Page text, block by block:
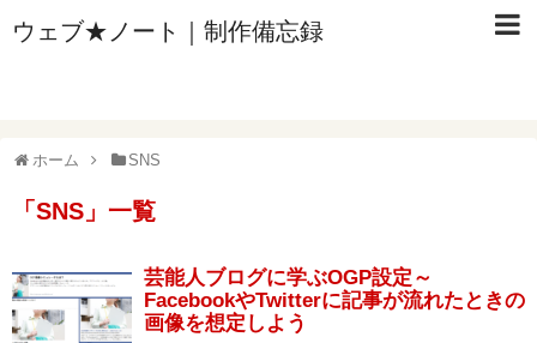
ウェブ★ノート｜制作備忘録
ホーム SNS
「 SNS 」 一覧
芸能人ブログに学ぶOGP設定～
FacebookやTwitterに記事が流れたときの
画像を想定しよう